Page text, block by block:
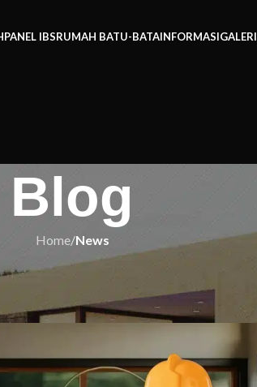
PANEL IBSRUMAH BATU-BATAINFORMASIGALERI
Blog
Home/News
Rumah Idaman Anda!
11/2025